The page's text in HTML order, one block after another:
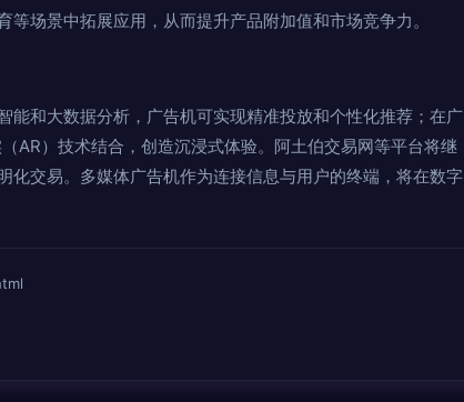
场景中拓展应用，从而提升产品附加值和市场竞争力。
和大数据分析，广告机可实现精准投放和个性化推荐；在广
AR）技术结合，创造沉浸式体验。阿土伯交易网等平台将继
交易。多媒体广告机作为连接信息与用户的终端，将在数字